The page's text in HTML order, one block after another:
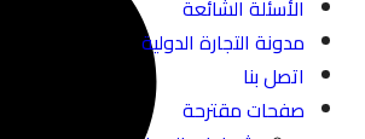
الأسئلة الشائعة
مدونة التجارة الدولية
اتصل بنا
صفحات مقترحة